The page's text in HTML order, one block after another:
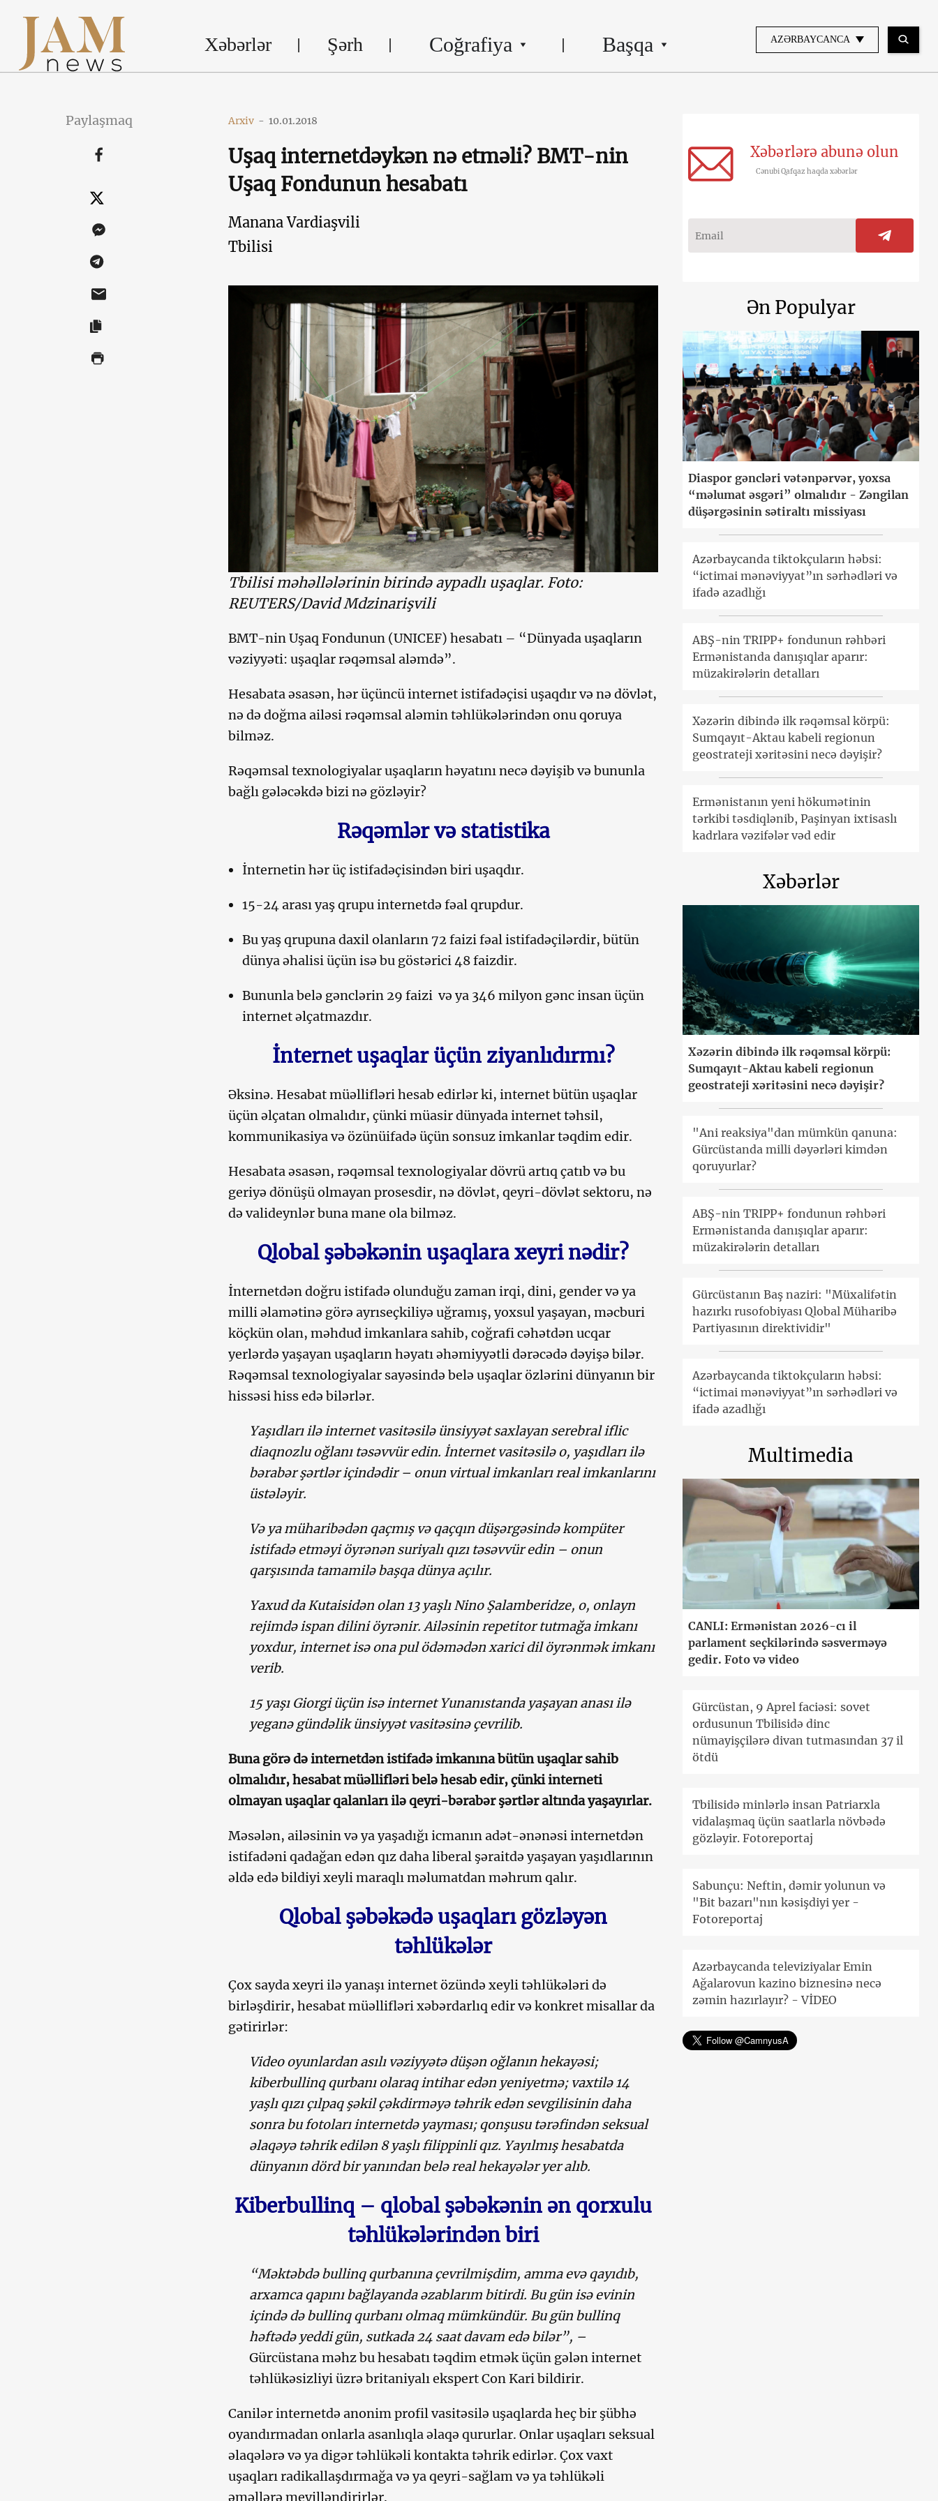
Xəbərlər Şərh Coğrafiya Başqa AZƏRBAYCANCA
Paylaşmaq Arxiv - 10.01.2018
Uşaq internetdəykən nə etməli? BMT-nin
Uşaq Fondunun hesabatı
Manana Vardiaşvili
Tbilisi
Tbilisi məhəllələrinin birində aypadlı uşaqlar. Foto:
REUTERS/David Mdzinarişvili
BMT-nin Uşaq Fondunun (UNICEF) hesabatı – “Dünyada uşaqların
vəziyyəti: uşaqlar rəqəmsal aləmdə”.
Hesabata əsasən, hər üçüncü internet istifadəçisi uşaqdır və nə dövlət,
nə də doğma ailəsi rəqəmsal aləmin təhlükələrindən onu qoruya
bilməz.
Rəqəmsal texnologiyalar uşaqların həyatını necə dəyişib və bununla
bağlı gələcəkdə bizi nə gözləyir?
Rəqəmlər və statistika
İnternetin hər üç istifadəçisindən biri uşaqdır.
15-24 arası yaş qrupu internetdə fəal qrupdur.
Bu yaş qrupuna daxil olanların 72 faizi fəal istifadəçilərdir, bütün
dünya əhalisi üçün isə bu göstərici 48 faizdir.
Bununla belə gənclərin 29 faizi və ya 346 milyon gənc insan üçün
internet əlçatmazdır.
İnternet uşaqlar üçün ziyanlıdırmı?
Əksinə. Hesabat müəllifləri hesab edirlər ki, internet bütün uşaqlar
üçün əlçatan olmalıdır, çünki müasir dünyada internet təhsil,
kommunikasiya və özünüifadə üçün sonsuz imkanlar təqdim edir.
Hesabata əsasən, rəqəmsal texnologiyalar dövrü artıq çatıb və bu
geriyə dönüşü olmayan prosesdir, nə dövlət, qeyri-dövlət sektoru, nə
də valideynlər buna mane ola bilməz.
Qlobal şəbəkənin uşaqlara xeyri nədir?
İnternetdən doğru istifadə olunduğu zaman irqi, dini, gender və ya
milli əlamətinə görə ayrıseçkiliyə uğramış, yoxsul yaşayan, məcburi
köçkün olan, məhdud imkanlara sahib, coğrafi cəhətdən ucqar
yerlərdə yaşayan uşaqların həyatı əhəmiyyətli dərəcədə dəyişə bilər.
Rəqəmsal texnologiyalar sayəsində belə uşaqlar özlərini dünyanın bir
hissəsi hiss edə bilərlər.
Yaşıdları ilə internet vasitəsilə ünsiyyət saxlayan serebral iflic
diaqnozlu oğlanı təsəvvür edin. İnternet vasitəsilə o, yaşıdları ilə
bərabər şərtlər içindədir – onun virtual imkanları real imkanlarını
üstələyir.
Və ya müharibədən qaçmış və qaçqın düşərgəsində kompüter
istifadə etməyi öyrənən suriyalı qızı təsəvvür edin – onun
qarşısında tamamilə başqa dünya açılır.
Yaxud da Kutaisidən olan 13 yaşlı Nino Şalamberidze, o, onlayn
rejimdə ispan dilini öyrənir. Ailəsinin repetitor tutmağa imkanı
yoxdur, internet isə ona pul ödəmədən xarici dil öyrənmək imkanı
verib.
15 yaşı Giorgi üçün isə internet Yunanıstanda yaşayan anası ilə
yeganə gündəlik ünsiyyət vasitəsinə çevrilib.
Buna görə də internetdən istifadə imkanına bütün uşaqlar sahib
olmalıdır, hesabat müəllifləri belə hesab edir, çünki interneti
olmayan uşaqlar qalanları ilə qeyri-bərabər şərtlər altında yaşayırlar.
Məsələn, ailəsinin və ya yaşadığı icmanın adət-ənənəsi internetdən
istifadəni qadağan edən qız daha liberal şəraitdə yaşayan yaşıdlarının
əldə edə bildiyi xeyli maraqlı məlumatdan məhrum qalır.
Qlobal şəbəkədə uşaqları gözləyən
təhlükələr
Çox sayda xeyri ilə yanaşı internet özündə xeyli təhlükələri də
birləşdirir, hesabat müəllifləri xəbərdarlıq edir və konkret misallar da
gətirirlər:
Video oyunlardan asılı vəziyyətə düşən oğlanın hekayəsi;
kiberbullinq qurbanı olaraq intihar edən yeniyetmə; vaxtilə 14
yaşlı qızı çılpaq şəkil çəkdirməyə təhrik edən sevgilisinin daha
sonra bu fotoları internetdə yayması; qonşusu tərəfindən seksual
əlaqəyə təhrik edilən 8 yaşlı filippinli qız. Yayılmış hesabatda
dünyanın dörd bir yanından belə real hekayələr yer alıb.
Kiberbullinq – qlobal şəbəkənin ən qorxulu
təhlükələrindən biri
“Məktəbdə bullinq qurbanına çevrilmişdim, amma evə qayıdıb,
arxamca qapını bağlayanda əzablarım bitirdi. Bu gün isə evinin
içində də bullinq qurbanı olmaq mümkündür. Bu gün bullinq
həftədə yeddi gün, sutkada 24 saat davam edə bilər”, –
Gürcüstana məhz bu hesabatı təqdim etmək üçün gələn internet
təhlükəsizliyi üzrə britaniyalı ekspert Con Kari bildirir.
Canilər internetdə anonim profil vasitəsilə uşaqlarda heç bir şübhə
oyandırmadan onlarla asanlıqla əlaqə qururlar. Onlar uşaqları seksual
əlaqələrə və ya digər təhlükəli kontakta təhrik edirlər. Çox vaxt
uşaqları radikallaşdırmağa və ya qeyri-sağlam və ya təhlükəli
əməllərə meyilləndirirlər.
Xəbərlərə abunə olun
Cənubi Qafqaz haqda xəbərlər
Ən Populyar
Diaspor gəncləri vətənpərvər, yoxsa
“məlumat əsgəri” olmalıdır - Zəngilan
düşərgəsinin sətiraltı missiyası
Azərbaycanda tiktokçuların həbsi:
“ictimai mənəviyyat”ın sərhədləri və
ifadə azadlığı
ABŞ-nin TRIPP+ fondunun rəhbəri
Ermənistanda danışıqlar aparır:
müzakirələrin detalları
Xəzərin dibində ilk rəqəmsal körpü:
Sumqayıt-Aktau kabeli regionun
geostrateji xəritəsini necə dəyişir?
Ermənistanın yeni hökumətinin
tərkibi təsdiqlənib, Paşinyan ixtisaslı
kadrlara vəzifələr vəd edir
Xəbərlər
Xəzərin dibində ilk rəqəmsal körpü:
Sumqayıt-Aktau kabeli regionun
geostrateji xəritəsini necə dəyişir?
"Ani reaksiya"dan mümkün qanuna:
Gürcüstanda milli dəyərləri kimdən
qoruyurlar?
ABŞ-nin TRIPP+ fondunun rəhbəri
Ermənistanda danışıqlar aparır:
müzakirələrin detalları
Gürcüstanın Baş naziri: "Müxalifətin
hazırkı rusofobiyası Qlobal Müharibə
Partiyasının direktividir"
Azərbaycanda tiktokçuların həbsi:
“ictimai mənəviyyat”ın sərhədləri və
ifadə azadlığı
Multimedia
CANLI: Ermənistan 2026-cı il
parlament seçkilərində səsverməyə
gedir. Foto və video
Gürcüstan, 9 Aprel faciəsi: sovet
ordusunun Tbilisidə dinc
nümayişçilərə divan tutmasından 37 il
ötdü
Tbilisidə minlərlə insan Patriarxla
vidalaşmaq üçün saatlarla növbədə
gözləyir. Fotoreportaj
Sabunçu: Neftin, dəmir yolunun və
"Bit bazarı"nın kəsişdiyi yer -
Fotoreportaj
Azərbaycanda televiziyalar Emin
Ağalarovun kazino biznesinə necə
zəmin hazırlayır? - VİDEO